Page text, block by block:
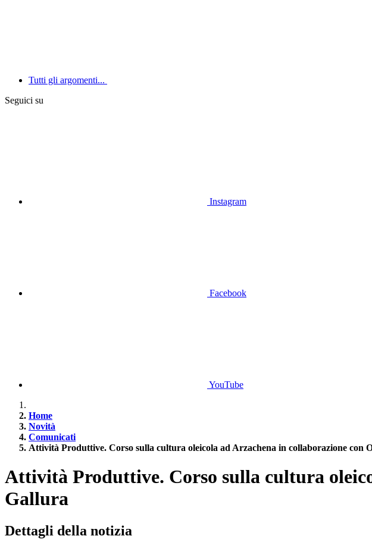
Tutti gli argomenti...
Seguici su
Instagram
Facebook
YouTube
Home
Novità
Comunicati
Attività Produttive. Corso sulla cultura oleicola ad Arzachena in collaborazione con
Attività Produttive. Corso sulla cultura
Gallura
Dettagli della notizia